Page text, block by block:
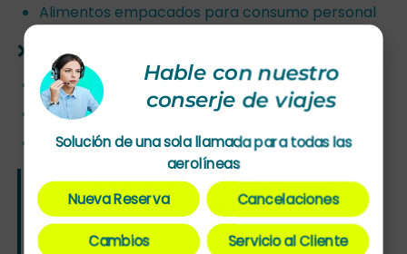
Alimentos empacados para consumo personal
❌ Qué NO puedes llevar
Líquidos de más de 100 ml (en cabina)
Objetos punzocortantes
Aerosoles de más de 100 ml
💰 Tip para ahorrar en equipajeAgregar una
maleta almomento de comprar el boleto
hasta 50% más barato que en el aeropuerto. Si
sabes que necesitarás maleta, selecciona la
Hable con nuestro
conserje de viajes
Solución de una sola llamada para todas las
aerolíneas
Nueva Reserva
Cancelaciones
Cambios Servicio al Cliente